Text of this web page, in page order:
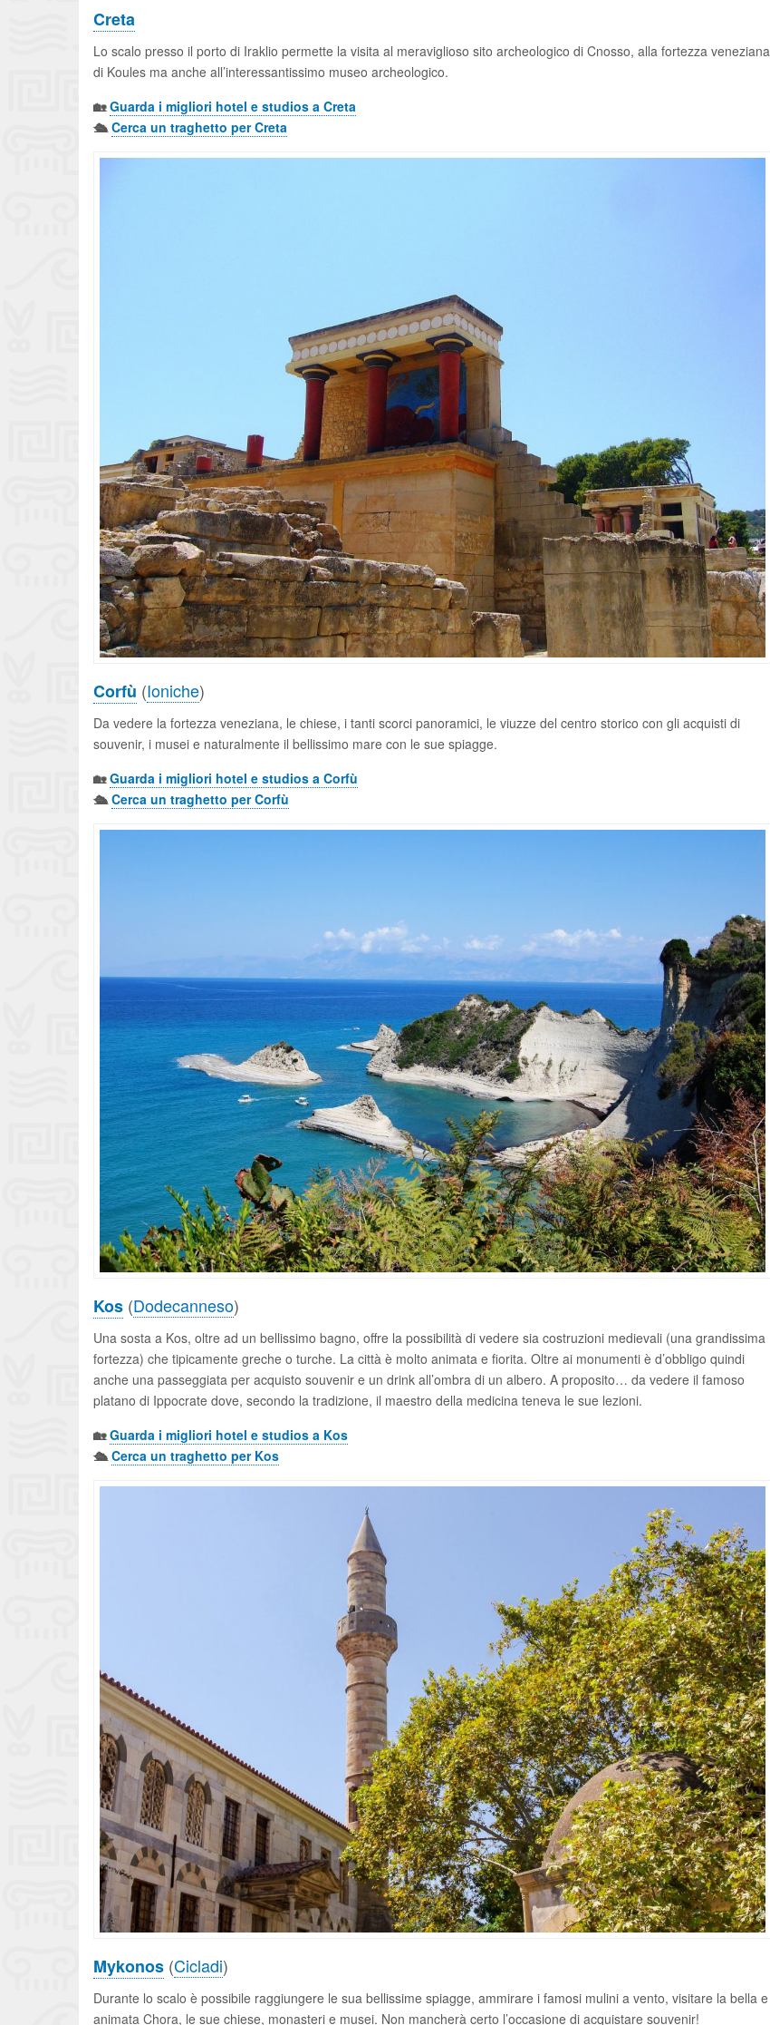
Creta
Lo scalo presso il porto di Iraklio permette la visita al meraviglioso sito archeologico di Cnosso, alla fortezza veneziana
di Koules ma anche all’interessantissimo museo archeologico.
🏡Guarda i migliori hotel e studios a Creta
🛳️ Cerca un traghetto per Creta
Corfù (Ioniche)
Da vedere la fortezza veneziana, le chiese, i tanti scorci panoramici, le viuzze del centro storico con gli acquisti di
souvenir, i musei e naturalmente il bellissimo mare con le sue spiagge.
🏡Guarda i migliori hotel e studios a Corfù
🛳️ Cerca un traghetto per Corfù
Kos (Dodecanneso)
Una sosta a Kos, oltre ad un bellissimo bagno, offre la possibilità di vedere sia costruzioni medievali (una grandissima
fortezza) che tipicamente greche o turche. La città è molto animata e fiorita. Oltre ai monumenti è d’obbligo quindi
anche una passeggiata per acquisto souvenir e un drink all’ombra di un albero. A proposito… da vedere il famoso
platano di Ippocrate dove, secondo la tradizione, il maestro della medicina teneva le sue lezioni.
🏡Guarda i migliori hotel e studios a Kos
🛳️Cerca un traghetto per Kos
Mykonos (Cicladi)
Durante lo scalo è possibile raggiungere le sua bellissime spiagge, ammirare i famosi mulini a vento, visitare la bella e
animata Chora, le sue chiese, monasteri e musei. Non mancherà certo l’occasione di acquistare souvenir!